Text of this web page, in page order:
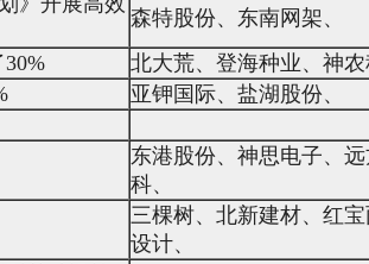
森特股份、东南网架、
北大荒、登海种业、神农
亚钾国际、盐湖股份、
东港股份、神思电子、
科、
三棵树、北新建材、红
设计、